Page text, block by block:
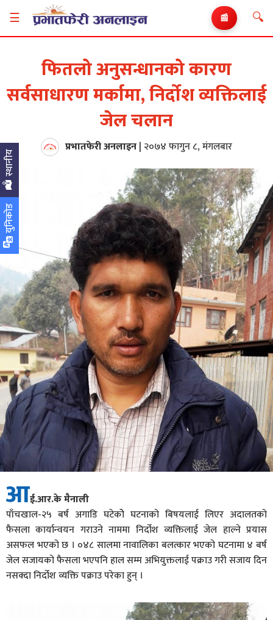
☰ 📰 🔍
युनिकोड
स्थानीय
फितलो अनुसन्धानको कारण
सर्वसाधारण मर्कामा, निर्दोश व्यक्तिलाई
जेल चलान
प्रभातफेरी अनलाइन| २०७४ फागुन ८, मंगलबार
आई.आर.के मैनाली
पाँचखाल-२५ बर्ष अगाडि घटेकोे घटनाको बिषयलाई लिएर अदालतको
फैसला कार्यान्वयन गराउने नाममा निर्दोश व्यक्तिलाई जेल हाल्ने प्रयास
असफल भएको छ । ०४८ सालमा नावालिका बलत्कार भएको घटनामा ४ बर्ष
जेल सजायको फैसला भएपनि हाल सम्म अभियुक्तलाई पक्राउ गरी सजाय दिन
नसक्दा निर्दोश व्यक्ति पक्राउ परेका हुन् ।